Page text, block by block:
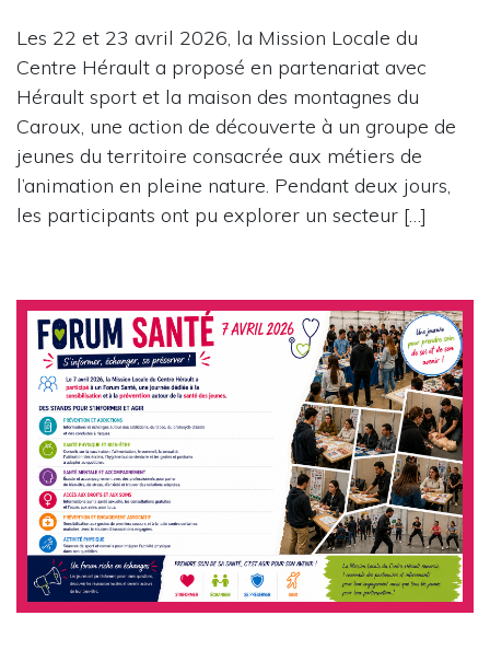
Les 22 et 23 avril 2026, la Mission Locale du
Centre Hérault a proposé en partenariat avec
Hérault sport et la maison des montagnes du
Caroux, une action de découverte à un groupe de
jeunes du territoire consacrée aux métiers de
l’animation en pleine nature. Pendant deux jours,
les participants ont pu explorer un secteur […]